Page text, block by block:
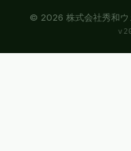
© 2026 株式会社秀和
v